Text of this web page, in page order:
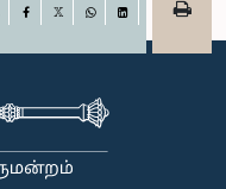
Facebook